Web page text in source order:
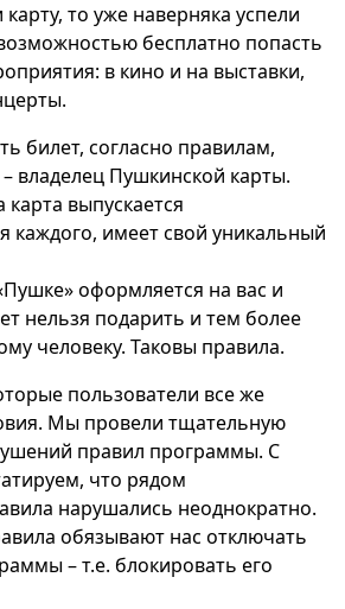
то уже наверняка успели
бесплатно попасть
в кино и на выставки,
билет, согласно правилам,
владелец Пушкинской карты.
выпускается
каждого, имеет свой уникальный
оформляется на вас и
нельзя подарить и тем более
человеку. Таковы правила.
пользователи все же
Мы провели тщательную
правил программы. С
что рядом
нарушались неоднократно.
обязывают нас отключать
– т.е. блокировать его